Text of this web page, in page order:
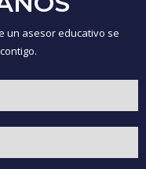
un asesor educativo se